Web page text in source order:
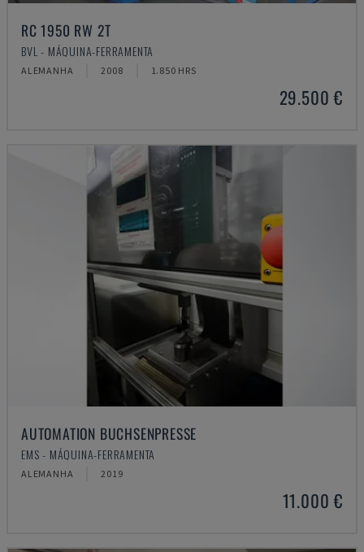
RC 1950 RW 2T
BVL - MÁQUINA-FERRAMENTA
ALEMANHA 2008 1.850 HRS
29.500 €
AUTOMATION BUCHSENPRESSE
EMS - MÁQUINA-FERRAMENTA
ALEMANHA 2019
11.000 €